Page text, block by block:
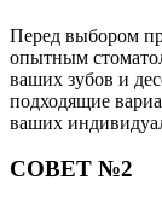
Перед выбором
опытным
ваших зубов и
подходящие
ваших
СОВЕТ №2